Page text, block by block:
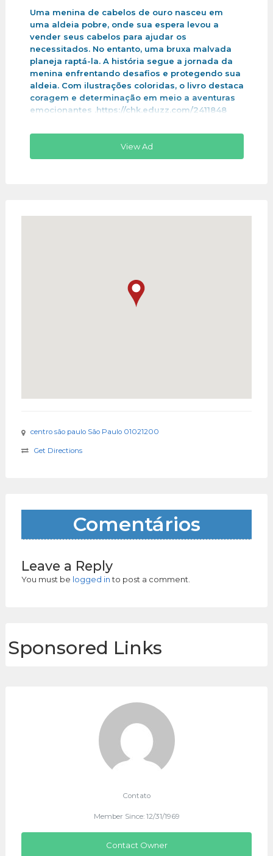
Uma menina de cabelos de ouro nasceu em
uma aldeia pobre, onde sua espera levou a
vender seus cabelos para ajudar os
necessitados. No entanto, uma bruxa malvada
planeja raptá-la. A história segue a jornada da
menina enfrentando desafios e protegendo sua
aldeia. Com ilustrações coloridas, o livro destaca
coragem e determinação em meio a aventuras
emocionantes .https://chk.eduzz.com/2411848
View Ad
centro são paulo São Paulo 01021200
Get Directions
Comentários
Leave a Reply
You must be logged into post a comment.
Sponsored Links
Contato
Member Since: 12/31/1969
Contact Owner